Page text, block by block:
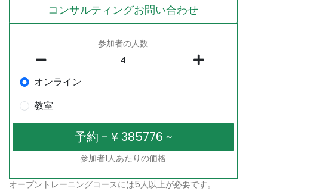
コンサルティングお問い合わせ
参加者の人数
オンライン
教室
参加者1人あたりの価格
オープントレーニングコースには5人以上が必要です。